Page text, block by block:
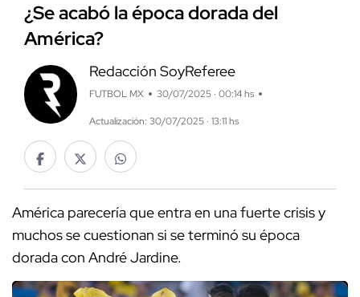
¿Se acabó la época dorada del
América?
Redacción SoyReferee
FUTBOL MX 30/07/2025 · 00:14 hs
Actualización: 30/07/2025 · 13:11 hs
América parecería que entra en una fuerte crisis y
muchos se cuestionan si se terminó su época
dorada con André Jardine.